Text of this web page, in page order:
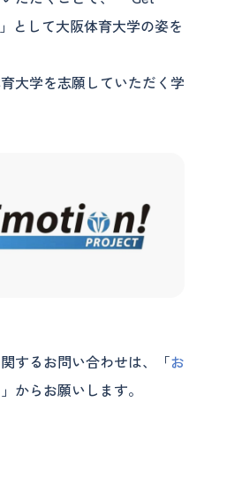
として大阪体育大学の姿を
大学を志願していただく学
するお問い合わせは、「お
」からお願いします。